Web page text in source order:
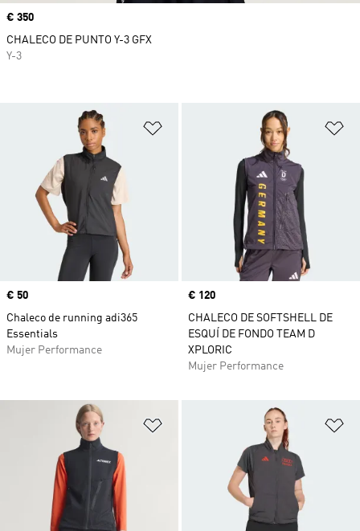
Añadir a la lista de deseos
Precio
€ 50
Chaleco de running adi365
Essentials
Mujer Performance
Precio
€ 120
CHALECO DE SOFTSHELL DE
ESQUÍ DE FONDO TEAM D
XPLORIC
Mujer Performance
Añadir a la lista de deseos
Precio
€ 350
CHALECO DE PUNTO Y-3 GFX
Y-3